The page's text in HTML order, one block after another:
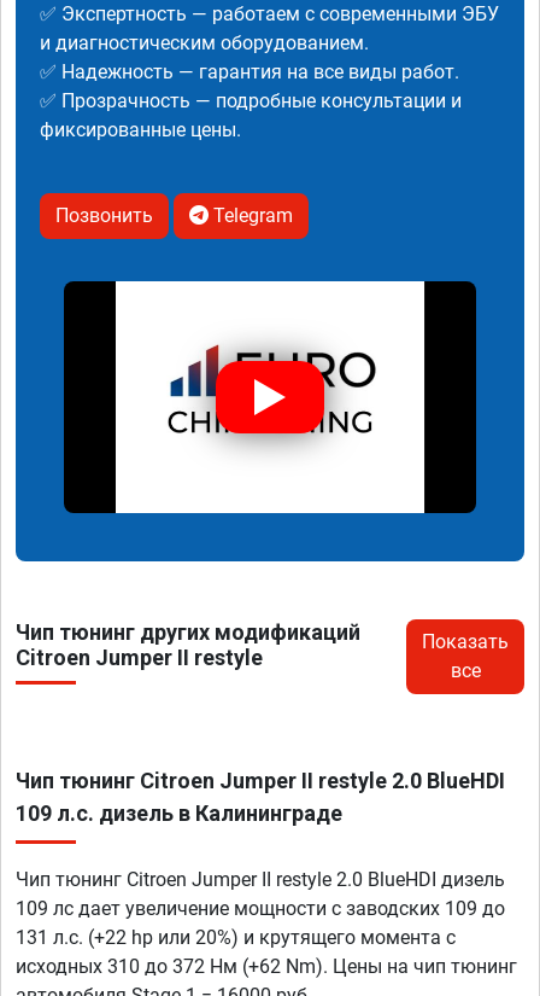
✅ Экспертность — работаем с современными ЭБУ
и диагностическим оборудованием.
✅ Надежность — гарантия на все виды работ.
✅ Прозрачность — подробные консультации и
фиксированные цены.
Позвонить Telegram
Чип тюнинг других модификаций
Citroen Jumper II restyle
Показать
все
Чип тюнинг Citroen Jumper II restyle 2.0 BlueHDI
109 л.с. дизель в Калининграде
Чип тюнинг Citroen Jumper II restyle 2.0 BlueHDI дизель
109 лс дает увеличение мощности с заводских 109 до
131 л.с. (+22 hp или 20%) и крутящего момента с
исходных 310 до 372 Нм (+62 Nm). Цены на чип тюнинг